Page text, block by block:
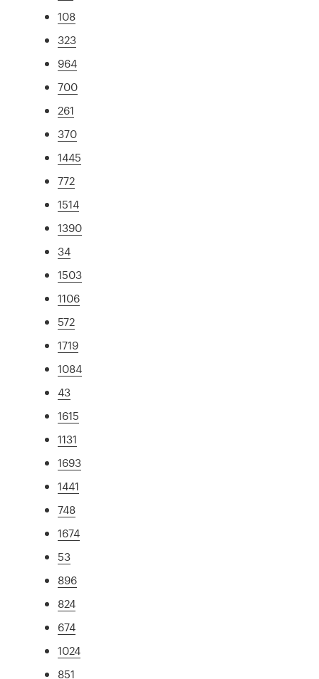
108
323
964
700
261
370
1445
772
1514
1390
34
1503
1106
572
1719
1084
43
1615
1131
1693
1441
748
1674
53
896
824
674
1024
851